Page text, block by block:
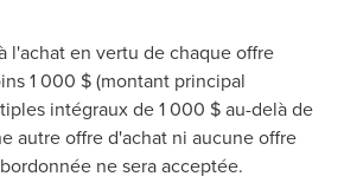
l'achat en vertu de chaque offre
1 000 $ (montant principal
intégraux de 1 000 $ au-delà de
autre offre d'achat ni aucune offre
ne sera acceptée.